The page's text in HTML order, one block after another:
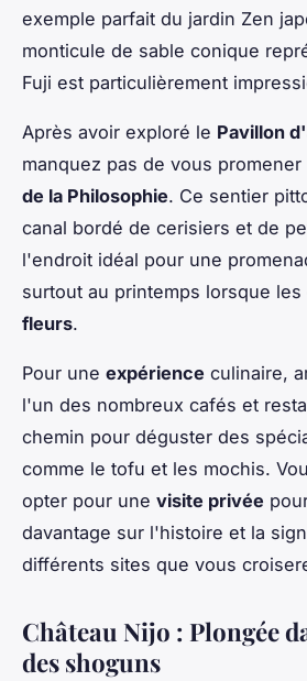
exemple parfait du jardin Zen
monticule de sable conique
Fuji est particulièrement
Après avoir exploré le Pavillon
manquez pas de vous
de la Philosophie. Ce sentier
canal bordé de cerisiers et de
l'endroit idéal pour une
surtout au printemps lorsque les
fleurs.
Pour une expérience culinaire,
l'un des nombreux cafés et
chemin pour déguster des
comme le tofu et les mochis.
opter pour une visite privée
davantage sur l'histoire et la
différents sites que vous
Château Nijo : Plongée
des shoguns